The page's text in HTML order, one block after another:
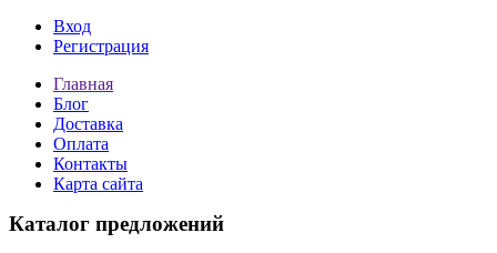
Вход
Регистрация
Главная
Блог
Доставка
Оплата
Контакты
Карта сайта
Каталог предложений